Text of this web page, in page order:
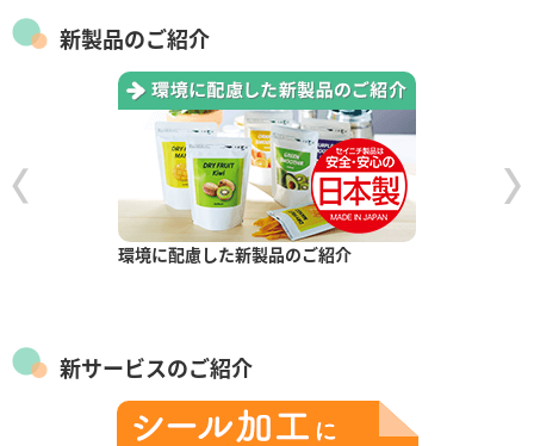
新製品のご紹介
環境に配慮した新製品のご紹介
新サービスのご紹介